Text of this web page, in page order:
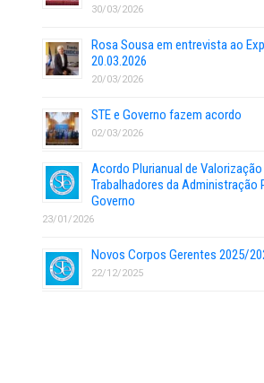
30/03/2026
Rosa Sousa em entrevista ao
20.03.2026
20/03/2026
STE e Governo fazem acordo
02/03/2026
Acordo Plurianual de
Trabalhadores da Administração
Governo
23/01/2026
Novos Corpos Gerentes 2025/
22/12/2025